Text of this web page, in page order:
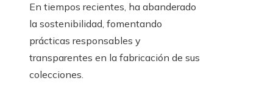
En tiempos recientes, ha abanderado
la sostenibilidad, fomentando
prácticas responsables y
transparentes en la fabricación de sus
colecciones.